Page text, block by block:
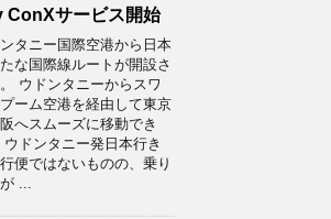
ConXサービス開始
タニー国際空港から日本
な国際線ルートが開設さ
ウドンタニーからスワ
ーム空港を経由して東京
へスムーズに移動でき
ウドンタニー発日本行き
便ではないものの、乗り
...